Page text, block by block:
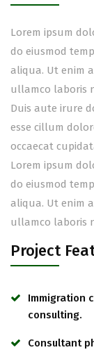
Lorem ipsum
do eiusmod
aliqua. Ut enim
ullamco laboris
Duis aute irure
esse cillum
occaecat
Lorem ipsum
do eiusmod
aliqua. Ut enim
ullamco laboris
Project
Immigration
consulting.
Consultant